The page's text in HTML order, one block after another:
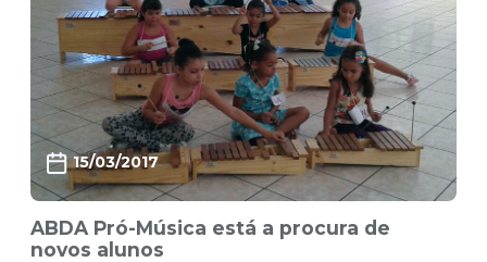
15/03/2017
ABDA Pró-Música está a procura de
novos alunos